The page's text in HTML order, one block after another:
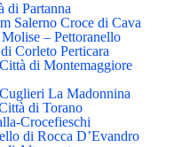
di Partanna
Salerno Croce di Cava
– Pettoranello
Corleto Perticara
di Montemaggiore
La Madonnina
di Torano
Crocefieschi
di Rocca D’Evandro